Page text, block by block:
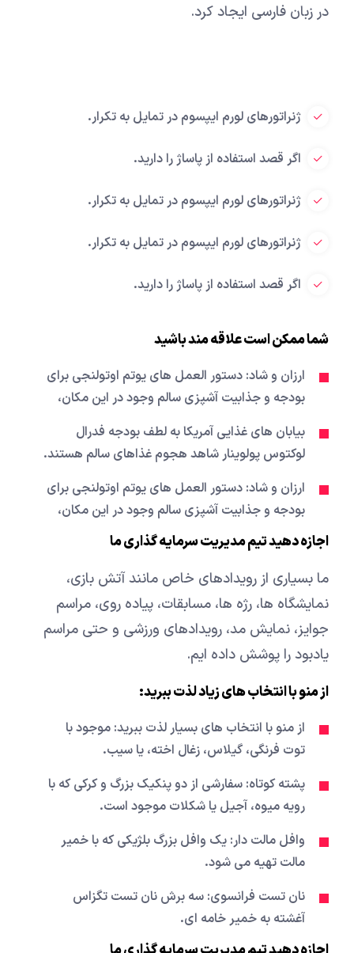
در زبان فارسی ایجاد کرد.
ژنراتورهای لورم ایپسوم در تمایل به تکرار.
اگر قصد استفاده از پاساژ را دارید.
ژنراتورهای لورم ایپسوم در تمایل به تکرار.
ژنراتورهای لورم ایپسوم در تمایل به تکرار.
اگر قصد استفاده از پاساژ را دارید.
شما ممکن است علاقه مند باشید
ارزان و شاد: دستور العمل های یوتم اوتولنجی برای
بودجه و جذابیت آشپزی سالم وجود در این مکان،
بیابان های غذایی آمریکا به لطف بودجه فدرال
لوکتوس پولوینار شاهد هجوم غذاهای سالم هستند.
ارزان و شاد: دستور العمل های یوتم اوتولنجی برای
بودجه و جذابیت آشپزی سالم وجود در این مکان،
اجازه دهید تیم مدیریت سرمایه گذاری ما
ما بسیاری از رویدادهای خاص مانند آتش بازی،
نمایشگاه ها، رژه ها، مسابقات، پیاده روی، مراسم
جوایز، نمایش مد، رویدادهای ورزشی و حتی مراسم
یادبود را پوشش داده ایم.
از منو با انتخاب های زیاد لذت ببرید:
از منو با انتخاب های بسیار لذت ببرید: موجود با
توت فرنگی، گیلاس، زغال اخته، یا سیب.
پشته کوتاه: سفارشی از دو پنکیک بزرگ و کرکی که با
رویه میوه، آجیل یا شکلات موجود است.
وافل مالت دار: یک وافل بزرگ بلژیکی که با خمیر
مالت تهیه می شود.
نان تست فرانسوی: سه برش نان تست تگزاس
آغشته به خمیر خامه ای.